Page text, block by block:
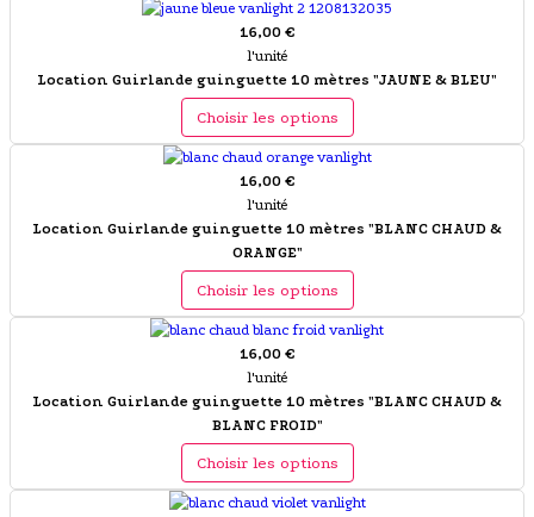
16,00 €
l'unité
Location Guirlande guinguette 10 mètres "JAUNE & BLEU"
Choisir les options
16,00 €
l'unité
Location Guirlande guinguette 10 mètres "BLANC CHAUD &
ORANGE"
Choisir les options
16,00 €
l'unité
Location Guirlande guinguette 10 mètres "BLANC CHAUD &
BLANC FROID"
Choisir les options